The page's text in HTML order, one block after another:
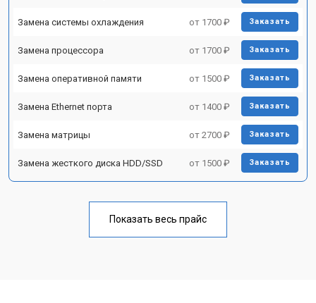
Замена системы охлаждения от 1700 ₽ Заказать
Замена процессора от 1700 ₽ Заказать
Замена оперативной памяти от 1500 ₽ Заказать
Замена Ethernet порта от 1400 ₽ Заказать
Замена матрицы от 2700 ₽ Заказать
Замена жесткого диска HDD/SSD от 1500 ₽ Заказать
Показать весь прайс